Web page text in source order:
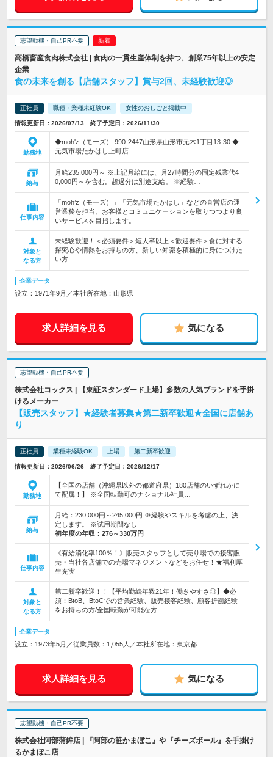
志望動機・自己PR不要
高橋畜産食肉株式会社 | 食肉の一貫生産体制を持つ、創業75年以上の安定
企業
食の未来を創る【店舗スタッフ】賞与2回、未経験歓迎◎
正社員 職種・業種未経験OK 女性のおしごと掲載中
情報更新日：2026/07/13 終了予定日：2026/11/30
勤務地
◆moh'z（モーズ） 990-2447山形県山形市元木1丁目13-30 ◆
元気市場たかはし上町店…
給与
月給235,000円～ ※上記月給には、月27時間分の固定残業代4
0,000円～を含む。超過分は別途支給。 ※経験…
仕事内容
「moh’z（モーズ）」「元気市場たかはし」などの直営店の運
営業務を担当。お客様とコミュニケーションを取りつつより良
いサービスを目指します。
対象と
なる方
未経験歓迎！＜必須要件＞短大卒以上＜歓迎要件＞食に対する
探究心や情熱をお持ちの方、新しい知識を積極的に身につけた
い方
企業データ
設立：1971年9月／本社所在地：山形県
求人詳細を見る 気になる
志望動機・自己PR不要
株式会社コックス | 【東証スタンダード上場】多数の人気ブランドを手掛
けるメーカー
【販売スタッフ】★経験者募集★第二新卒歓迎★全国に店舗あ
り
正社員 業種未経験OK 上場 第二新卒歓迎
情報更新日：2026/06/26 終了予定日：2026/12/17
勤務地
【全国の店舗（沖縄県以外の都道府県）180店舗のいずれかに
て配属！】 ※全国転勤可のナショナル社員…
給与
月給：230,000円～245,000円 ※経験やスキルを考慮の上、決
定します。 ※試用期間なし
初年度の年収： 276～330万円
仕事内容
《有給消化率100％！》販売スタッフとして売り場での接客販
売・当社各店舗での売場マネジメントなどをお任せ！★福利厚
生充実
対象と
なる方
第二新卒歓迎！！【平均勤続年数21年！働きやすさ◎】◆必
須：BtoB、BtoCでの営業経験、販売接客経験、顧客折衝経験
をお持ちの方/全国転勤が可能な方
企業データ
設立：1973年5月／従業員数：1,055人／本社所在地：東京都
求人詳細を見る 気になる
志望動機・自己PR不要
株式会社阿部蒲鉾店 | 『阿部の笹かまぼこ』や『チーズボール』を手掛け
るかまぼこ店